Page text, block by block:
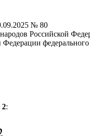
№ 80
Российской
Федерации
2: